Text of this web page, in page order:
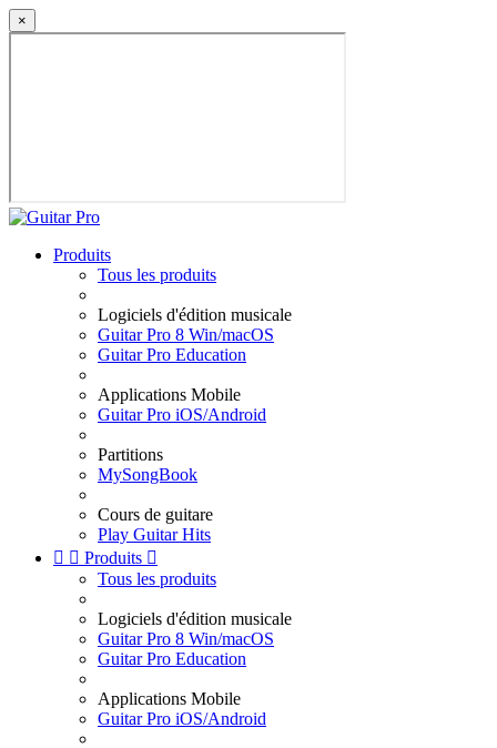
×
Produits
Tous les produits
Logiciels d'édition musicale
Guitar Pro 8 Win/macOS
Guitar Pro Education
Applications Mobile
Guitar Pro iOS/Android
Partitions
MySongBook
Cours de guitare
Play Guitar Hits
  Produits 
Tous les produits
Logiciels d'édition musicale
Guitar Pro 8 Win/macOS
Guitar Pro Education
Applications Mobile
Guitar Pro iOS/Android